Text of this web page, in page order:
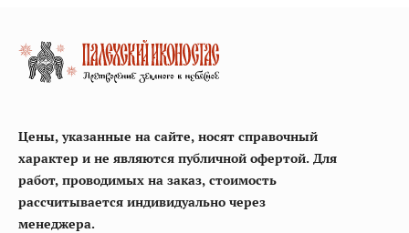
Цены, указанные на сайте, носят справочный
характер и не являются публичной офертой. Для
работ, проводимых на заказ, стоимость
рассчитывается индивидуально через
менеджера.